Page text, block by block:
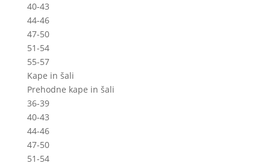
40-43
44-46
47-50
51-54
55-57
Kape in šali
Prehodne kape in šali
36-39
40-43
44-46
47-50
51-54